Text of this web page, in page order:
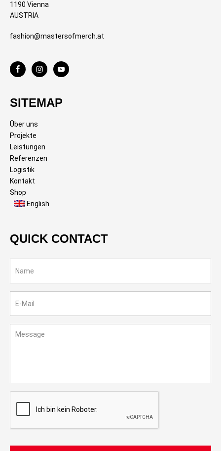
1190 Vienna
AUSTRIA
fashion@mastersofmerch.at
SITEMAP
Über uns
Projekte
Leistungen
Referenzen
Logistik
Kontakt
Shop
English
QUICK CONTACT